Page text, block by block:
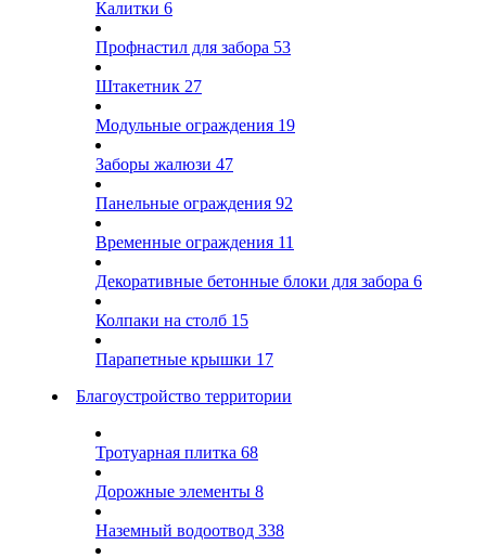
Калитки 6
Профнастил для забора 53
Штакетник 27
Модульные ограждения 19
Заборы жалюзи 47
Панельные ограждения 92
Временные ограждения 11
Декоративные бетонные блоки для забора 6
Колпаки на столб 15
Парапетные крышки 17
Благоустройство территории
Тротуарная плитка 68
Дорожные элементы 8
Наземный водоотвод 338